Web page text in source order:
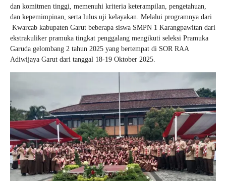
dan komitmen tinggi, memenuhi kriteria keterampilan, pengetahuan,
dan kepemimpinan, serta lulus uji kelayakan. Melalui programnya dari
Kwarcab kabupaten Garut beberapa siswa SMPN 1 Karangpawitan dari
ekstrakuliker pramuka tingkat penggalang mengikuti seleksi Pramuka
Garuda gelombang 2 tahun 2025 yang bertempat di SOR RAA
Adiwijaya Garut dari tanggal 18-19 Oktober 2025.